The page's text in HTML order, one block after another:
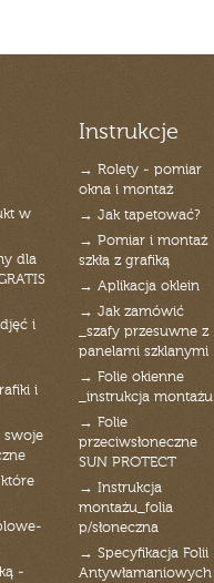
w
dla
i
i
swoje
-
Instrukcje
→ Rolety - pomiar
okna i montaż
→ Jak tapetować?
→ Pomiar i montaż
szkła z grafiką
→ Aplikacja oklein
→ Jak zamówić
_szafy przesuwne z
panelami szklanymi
→ Folie okienne
_instrukcja montażu
→ Folie
przeciwsłoneczne
SUN PROTECT
→ Instrukcja
montażu_folia
p/słoneczna
→ Specyfikacja Folii
Antywłamaniowych